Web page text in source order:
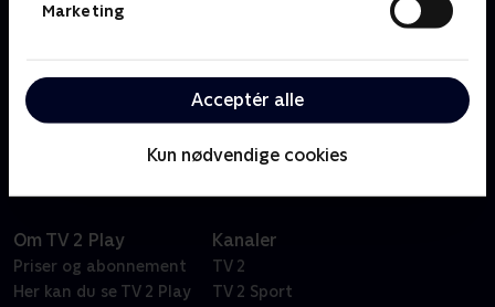
Marketing
Acceptér alle
Kun nødvendige cookies
Om Han, hun og drømmeslottet - på tur
deres franske eventyr på slottet? De to briter er ikke
de eneste, der er rykket til Frankrig for at forfølge
deres drømme
Om TV 2 Play
Priser og abonnement
Her kan du se TV 2 Play
Kanaler
TV 2
TV 2 Sport